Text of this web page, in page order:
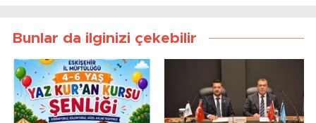
Bunlar da ilginizi çekebilir